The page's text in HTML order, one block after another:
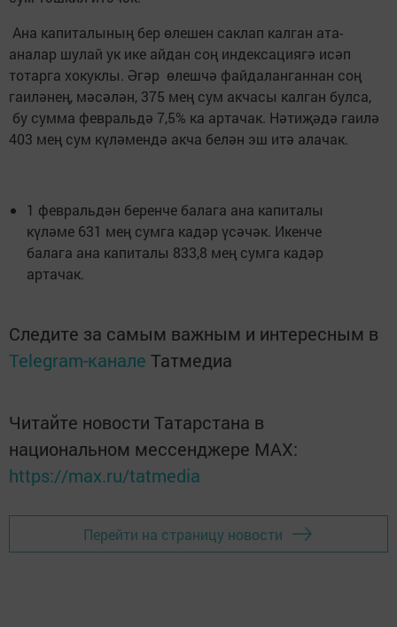
Ана капиталының бер өлешен саклап калган ата-
аналар шулай ук ике айдан соң индексациягә исәп
тотарга хокуклы. Әгәр өлешчә файдаланганнан соң
гаиләнең, мәсәлән, 375 мең сум акчасы калган булса,
бу сумма февральдә 7,5% ка артачак. Нәтиҗәдә гаилә
403 мең сум күләмендә акча белән эш итә алачак.
1 февральдән беренче балага ана капиталы
күләме 631 мең сумга кадәр үсәчәк. Икенче
балага ана капиталы 833,8 мең сумга кадәр
артачак.
Следите за самым важным и интересным в
Telegram-канале Татмедиа
Читайте новости Татарстана в
национальном мессенджере MАХ:
https://max.ru/tatmedia
Перейти на страницу новости